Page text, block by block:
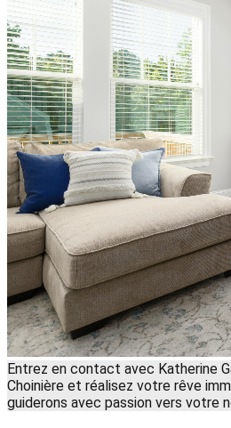
Entrez en contact avec Katherine
Choinière et réalisez votre rêve
guiderons avec passion vers votre